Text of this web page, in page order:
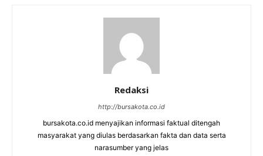
Redaksi
http://bursakota.co.id
bursakota.co.id menyajikan informasi faktual ditengah
masyarakat yang diulas berdasarkan fakta dan data serta
narasumber yang jelas